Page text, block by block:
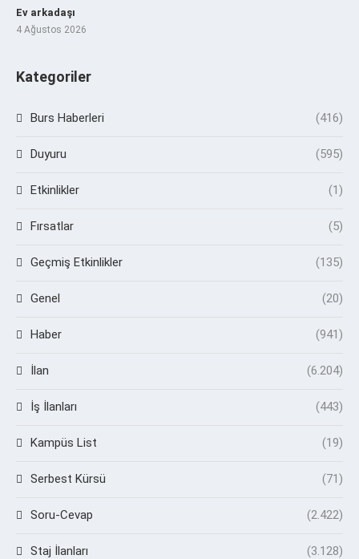
Ev arkadaşı
4 Ağustos 2026
Kategoriler
Burs Haberleri (416)
Duyuru (595)
Etkinlikler (1)
Fırsatlar (5)
Geçmiş Etkinlikler (135)
Genel (20)
Haber (941)
İlan (6.204)
İş İlanları (443)
Kampüs List (19)
Serbest Kürsü (71)
Soru-Cevap (2.422)
Staj İlanları (3.128)